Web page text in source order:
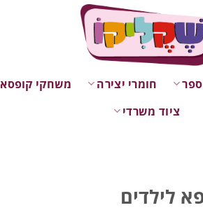
חומרי יצירה משחקי קופסא
ציוד משרדי
לילדים